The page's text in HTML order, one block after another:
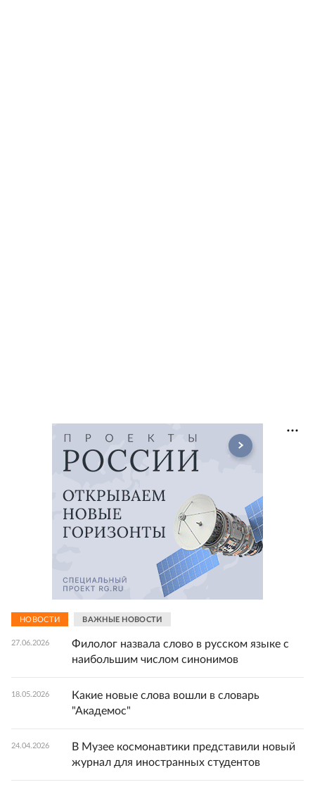
НОВОСТИ ВАЖНЫЕ НОВОСТИ
27.06.2026
Филолог назвала слово в русском языке с
наибольшим числом синонимов
18.05.2026
Какие новые слова вошли в словарь
"Академос"
24.04.2026
В Музее космонавтики представили новый
журнал для иностранных студентов